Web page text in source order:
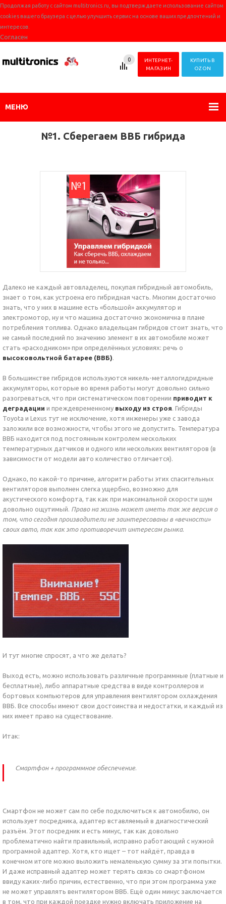
Продолжая работу с сайтом multitronics.ru, вы подтверждаете использование сайтом
cookies вашего браузера с целью улучшить сервис на основе ваших предпочтений и
интересов.
Согласен
КУПИТЬ В
OZON
ИНТЕРНЕТ-
МАГАЗИН
0
МЕНЮ
№1. Сберегаем ВВБ гибрида
Далеко не каждый автовладелец, покупая гибридный автомобиль,
знает о том, как устроена его гибридная часть. Многим достаточно
знать, что у них в машине есть «большой» аккумулятор и
электромотор, ну и что машина достаточно экономична в плане
потребления топлива. Однако владельцам гибридов стоит знать, что
не самый последний по значению элемент в их автомобиле может
стать «расходником» при определённых условиях: речь о
высоковольтной батарее (ВВБ).
В большинстве гибридов используются никель-металлогидридные
аккумуляторы, которые во время работы могут довольно сильно
разогреваться, что при систематическом повторении приводит к
деградации и преждевременному выходу из строя. Гибриды
Toyota и Lexus тут не исключение, хотя инженеры уже с завода
заложили все возможности, чтобы этого не допустить. Температура
ВВБ находится под постоянным контролем нескольких
температурных датчиков и одного или нескольких вентиляторов (в
зависимости от модели авто количество отличается).
Однако, по какой-то причине, алгоритм работы этих спасительных
вентиляторов выполнен слегка ущербно, возможно для
акустического комфорта, так как при максимальной скорости шум
довольно ощутимый. Право на жизнь может иметь так же версия о
том, что сегодня производители не заинтересованы в «вечности»
своих авто, так как это противоречит интересам рынка.
И тут многие спросят, а что же делать?
Выход есть, можно использовать различные программные (платные и
бесплатные), либо аппаратные средства в виде контроллеров и
бортовых компьютеров для управления вентилятором охлаждения
ВВБ. Все способы имеют свои достоинства и недостатки, и каждый из
них имеет право на существование.
Итак:
Смартфон + программное обеспечение.
Смартфон не может сам по себе подключиться к автомобилю, он
использует посредника, адаптер вставляемый в диагностический
разъём. Этот посредник и есть минус, так как довольно
проблематично найти правильный, исправно работающий с нужной
программой адаптер. Хотя, кто ищет – тот найдёт, правда в
конечном итоге можно выложить немаленькую сумму за эти попытки.
И даже исправный адаптер может терять связь со смартфоном
ввиду каких-либо причин, естественно, что при этом программа уже
не может управлять вентилятором ВВБ. Ещё один минус заключается
в том, что при каждой поездке нужно включать приложение на